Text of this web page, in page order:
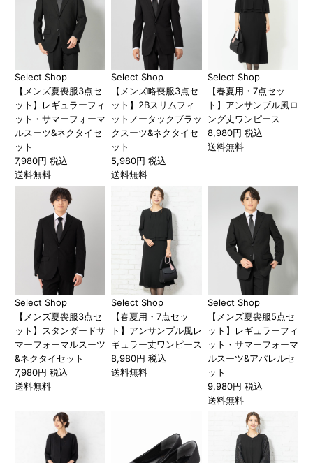
Select Shop
【メンズ夏喪服3点セ
ット】レギュラーフィ
ット・サマーフォーマ
ルスーツ&ネクタイセ
ット
7,980円 税込
送料無料
Select Shop
【メンズ略喪服3点セ
ット】2Bスリムフィ
ットノータックブラッ
クスーツ&ネクタイセ
ット
5,980円 税込
送料無料
Select Shop
【春夏用・7点セッ
ト】アンサンブル風ロ
ング丈ワンピース
8,980円 税込
送料無料
Select Shop
【メンズ夏喪服3点セ
ット】スタンダードサ
マーフォーマルスーツ
&ネクタイセット
7,980円 税込
送料無料
Select Shop
【春夏用・7点セッ
ト】アンサンブル風レ
ギュラー丈ワンピース
8,980円 税込
送料無料
Select Shop
【メンズ夏喪服5点セ
ット】レギュラーフィ
ット・サマーフォーマ
ルスーツ&アパレルセ
ット
9,980円 税込
送料無料